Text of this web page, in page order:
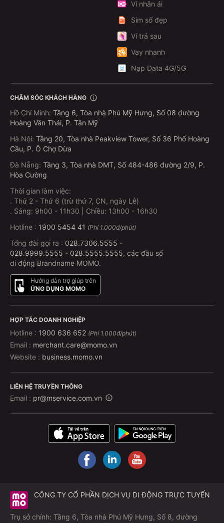
Ví nhân ái
Sim số đẹp
Ví trả sau
Vay nhanh
Nạp Data 4G/5G
CHĂM SÓC KHÁCH HÀNG
Hồ Chí Minh: Tầng 6, Tòa nhà Phú Mỹ Hưng, Số 08 đường
Hoàng Văn Thái, P. Tân Mỹ
Hà Nội: Tầng 20, Tòa nhà Peakview Tower, Số 36 Phố Hoàng
Cầu, P. Ô Chợ Dừa
Đà Nẵng: Tầng 3, Tòa nhà DMT, Số 484-486 đường 2/9, P.
Hòa Cường
Thời gian làm việc:
. Thứ 2 - Thứ 6 (trừ thứ 7, CN, ngày Lễ)
. Sáng: 9h00 - 11h30 | Chiều: 13h00 - 16h30
Hotline : 1900 5454 41 (Phí 1.000đ/phút)
Tổng đài gọi ra : 028.7306.5555 -
028.9999.5555 - 028.5555.5555, các đầu số
di động Brandname MOMO.
Hướng dẫn trợ giúp trên
ỨNG DỤNG MOMO
HỢP TÁC DOANH NGHIỆP
Hotline : 1900 636 652 (Phí 1.000đ/phút)
Email : merchant.care@momo.vn
Website : business.momo.vn
LIÊN HỆ TRUYỀN THÔNG
Email : pr@mservice.com.vn
CÔNG TY CỔ PHẦN DỊCH VỤ DI ĐỘNG TRỰC TUYẾN
Trụ sở chính: Tầng 6, Tòa nhà Phú Mỹ Hưng, Số 8, đường